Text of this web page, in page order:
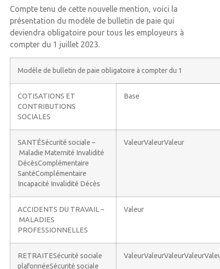
Compte tenu de cette nouvelle mention, voici la
présentation du modèle de bulletin de paie qui
deviendra obligatoire pour tous les employeurs à
compter du 1 juillet 2023.
Modèle de bulletin de paie obligatoire à compter du 1
COTISATIONS ET
CONTRIBUTIONS
SOCIALES
Base
SANTÉSécurité sociale –
Maladie Maternité Invalidité
DécèsComplémentaire
SantéComplémentaire
Incapacité Invalidité Décès
ValeurValeurValeur
ACCIDENTS DU TRAVAIL –
MALADIES
PROFESSIONNELLES
Valeur
RETRAITESécurité sociale
plafonnéeSécurité sociale